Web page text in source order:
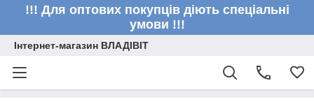
!!! Для оптових покупців діють спеціальні
умови !!!
Інтернет-магазин ВЛАДІВІТ